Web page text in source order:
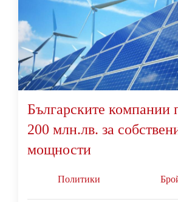
Българските компании
200 млн.лв. за
мощности
Политики